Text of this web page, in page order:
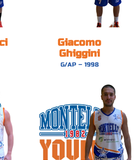
Giacomo
Ghiggini
G/AP – 1998